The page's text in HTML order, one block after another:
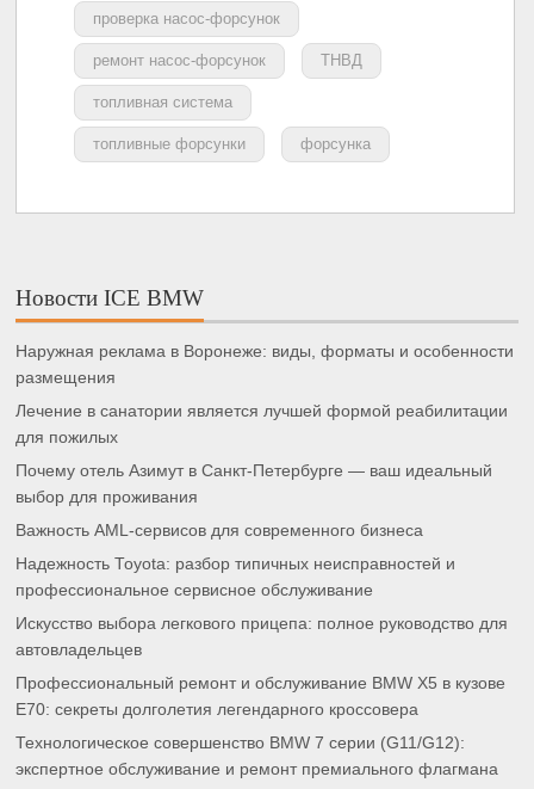
проверка насос-форсунок
ремонт насос-форсунок ТНВД
топливная система
топливные форсунки форсунка
Новости ICE BMW
Наружная реклама в Воронеже: виды, форматы и особенности
размещения
Лечение в санатории является лучшей формой реабилитации
для пожилых
Почему отель Азимут в Санкт-Петербурге — ваш идеальный
выбор для проживания
Важность AML-сервисов для современного бизнеса
Надежность Toyota: разбор типичных неисправностей и
профессиональное сервисное обслуживание
Искусство выбора легкового прицепа: полное руководство для
автовладельцев
Профессиональный ремонт и обслуживание BMW X5 в кузове
E70: секреты долголетия легендарного кроссовера
Технологическое совершенство BMW 7 серии (G11/G12):
экспертное обслуживание и ремонт премиального флагмана